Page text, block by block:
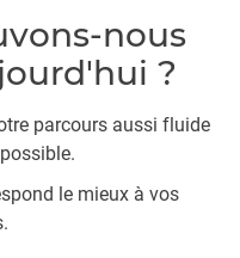
nous
?
parcours aussi fluide
le mieux à vos